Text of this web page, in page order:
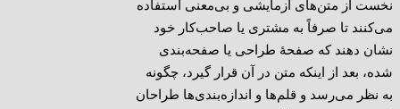
نخست از متن‌های آزمایشی و بی‌معنی استفاده
می‌کنند تا صرفاً به مشتری یا صاحب‌کار خود
نشان دهند که صفحهٔ طراحی یا صفحه‌بندی
شده، بعد از اینکه متن در آن قرار گیرد، چگونه
به نظر می‌رسد و قلم‌ها و اندازه‌بندی‌ها طراحان